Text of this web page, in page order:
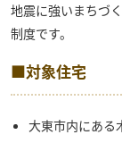
地震に強いまちづ
制度です。
■対象住宅
大東市内にある